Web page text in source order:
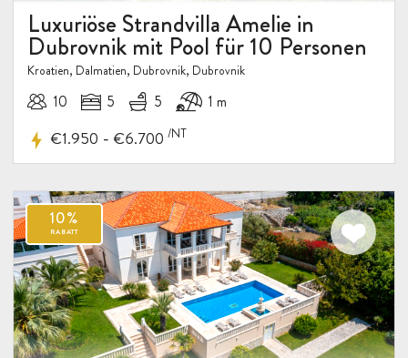
Luxuriöse Strandvilla Amelie in
Dubrovnik mit Pool für 10 Personen
Kroatien, Dalmatien, Dubrovnik, Dubrovnik
10 5 5 1 m
€1.950 - €6.700 /NT